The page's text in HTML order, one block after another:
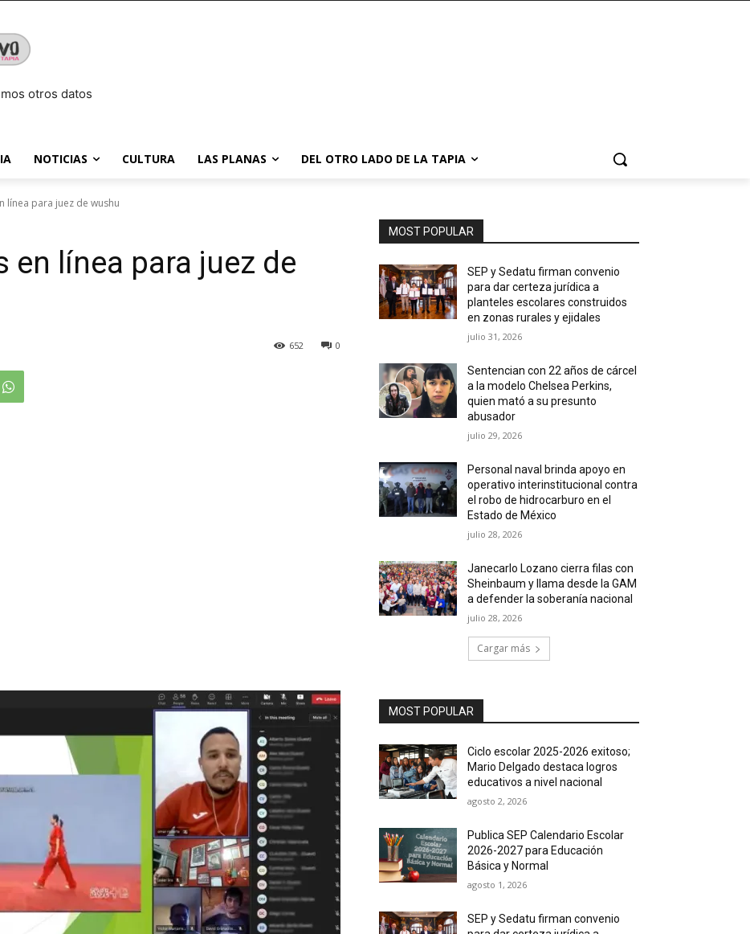
otros datos
NOTICIAS CULTURA LAS PLANAS DEL OTRO LADO DE LA TAPIA
línea para juez de wushu
en línea para juez de
0
652
MOST POPULAR
SEP y Sedatu firman convenio
para dar certeza jurídica a
planteles escolares construidos
en zonas rurales y ejidales
julio 31, 2026
Sentencian con 22 años de cárcel
a la modelo Chelsea Perkins,
quien mató a su presunto
abusador
julio 29, 2026
Personal naval brinda apoyo en
operativo interinstitucional contra
el robo de hidrocarburo en el
Estado de México
julio 28, 2026
Janecarlo Lozano cierra filas con
Sheinbaum y llama desde la GAM
a defender la soberanía nacional
julio 28, 2026
Cargar más
MOST POPULAR
Ciclo escolar 2025-2026 exitoso;
Mario Delgado destaca logros
educativos a nivel nacional
agosto 2, 2026
Publica SEP Calendario Escolar
2026-2027 para Educación
Básica y Normal
agosto 1, 2026
SEP y Sedatu firman convenio